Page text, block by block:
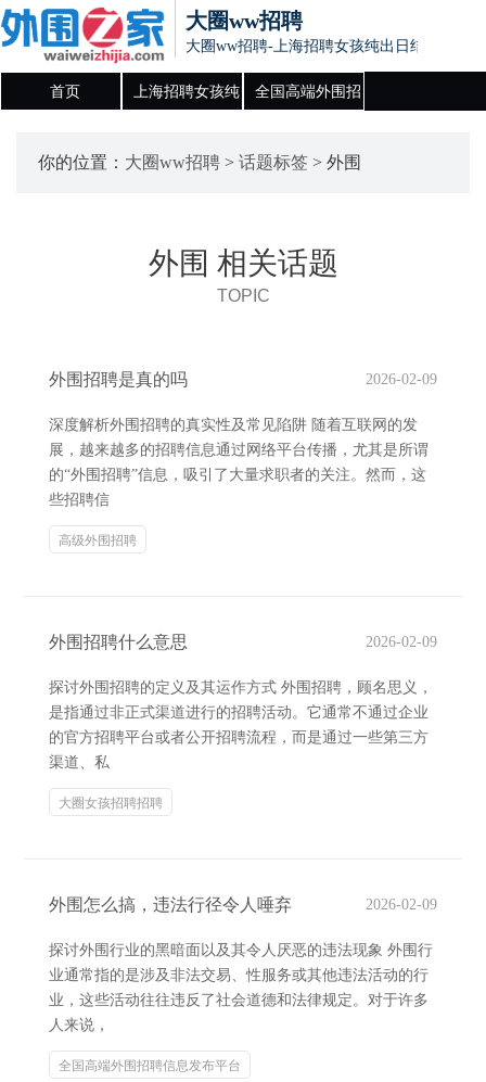
大圈ww招聘
大圈ww招聘-上海招聘女孩纯出日结,全国高
首页 上海招聘女孩纯 全国高端外围招
你的位置： 大圈ww招聘 > 话题标签 > 外围
外围 相关话题
TOPIC
外围招聘是真的吗 2026-02-09
深度解析外围招聘的真实性及常见陷阱 随着互联网的发
展，越来越多的招聘信息通过网络平台传播，尤其是所谓
的“外围招聘”信息，吸引了大量求职者的关注。然而，这
些招聘信
高级外围招聘
外围招聘什么意思 2026-02-09
探讨外围招聘的定义及其运作方式 外围招聘，顾名思义，
是指通过非正式渠道进行的招聘活动。它通常不通过企业
的官方招聘平台或者公开招聘流程，而是通过一些第三方
渠道、私
大圈女孩招聘招聘
外围怎么搞，违法行径令人唾弃 2026-02-09
探讨外围行业的黑暗面以及其令人厌恶的违法现象 外围行
业通常指的是涉及非法交易、性服务或其他违法活动的行
业，这些活动往往违反了社会道德和法律规定。对于许多
人来说，
全国高端外围招聘信息发布平台